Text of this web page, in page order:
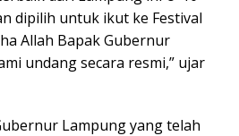
dipilih untuk ikut ke Festival
Allah Bapak Gubernur
undang secara resmi,” ujar
Lampung yang telah